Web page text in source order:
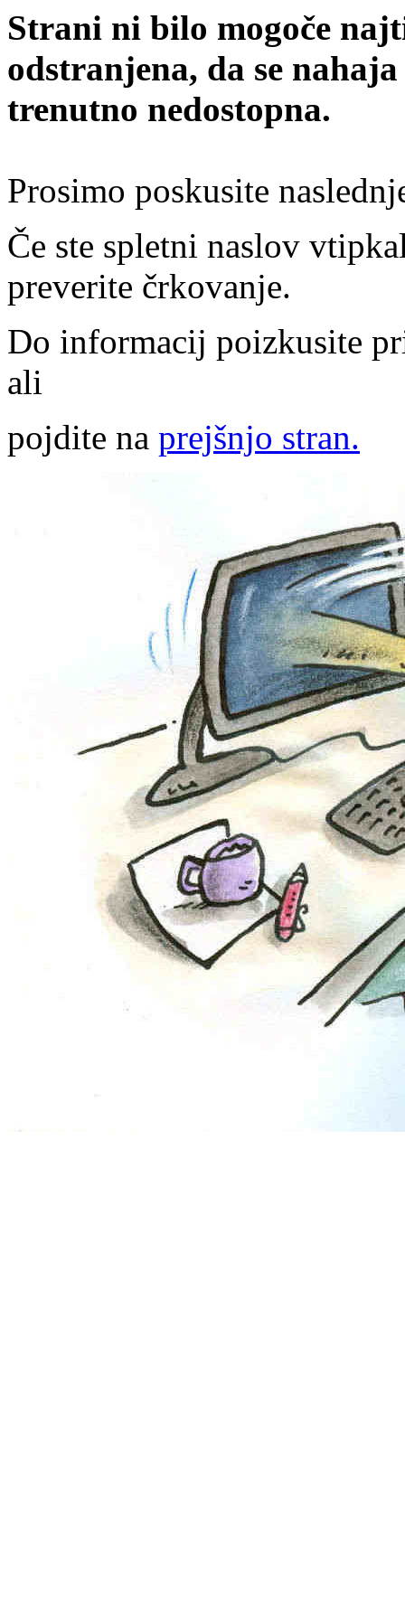
Strani ni bilo mogoče
odstranjena, da se
trenutno nedostopna.
Prosimo poskusite
Če ste spletni naslov
preverite črkovanje.
Do informacij poizkusite
ali
pojdite na prejšnjo stran.